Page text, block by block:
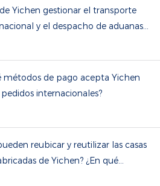
Yichen gestionar el transporte
y el despacho de aduanas?
métodos de pago acepta Yichen
internacionales?
reubicar y reutilizar las casas
de Yichen? ¿En qué